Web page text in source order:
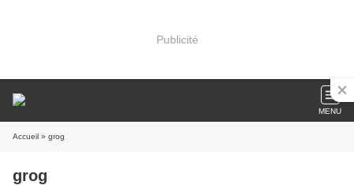
Publicité
MENU
Accueil » grog
grog